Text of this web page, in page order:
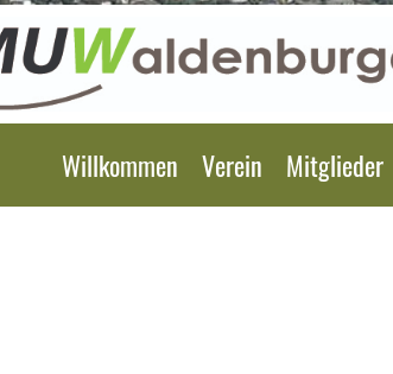
Willkommen Verein Mitglieder